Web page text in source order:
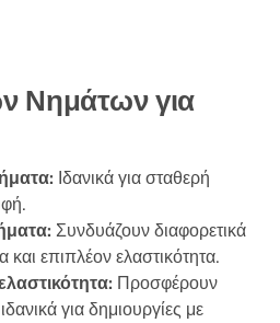
Νημάτων για
Ιδανικά για σταθερή
Συνδυάζουν διαφορετικά
και επιπλέον ελαστικότητα.
Προσφέρουν
για δημιουργίες με